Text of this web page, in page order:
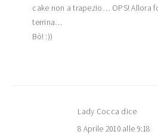
cake non a trapezio… OPS! Allora
terrina…
Bò! :))
Lady Cocca dice
8 Aprile 2010 alle 9:18